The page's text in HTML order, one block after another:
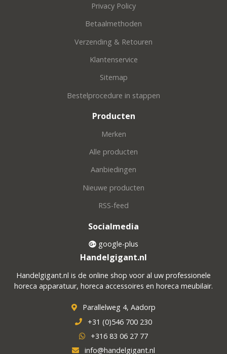
Privacy Policy
Betaalmethoden
Verzending & Retouren
Klantenservice
Sitemap
Bestelprocedure in stappen
Producten
Merken
Alle producten
Aanbiedingen
Nieuwe producten
RSS-feed
Socialmedia
google-plus
Handelgigant.nl
Handelgigant.nl is de online shop voor al uw professionele
horeca apparatuur, horeca accessoires en horeca meubilair.
Parallelweg 4, Aadorp
+31 (0)546 700 230
+316 83 06 27 77
info@handelgigant.nl